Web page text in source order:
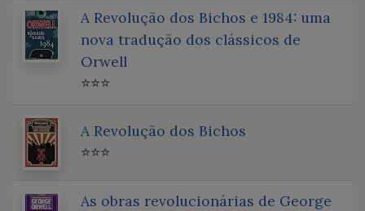
A Revolução dos Bichos e 1984: uma
nova tradução dos clássicos de
Orwell
⭐⭐⭐
A Revolução dos Bichos
⭐⭐⭐
As obras revolucionárias de George